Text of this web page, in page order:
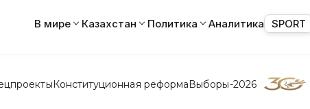
В мире Казахстан Политика Аналитика SPORT
Конституционная реформаВыборы-2026